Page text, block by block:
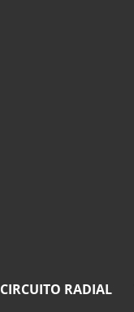
CIRCUITO RADIAL